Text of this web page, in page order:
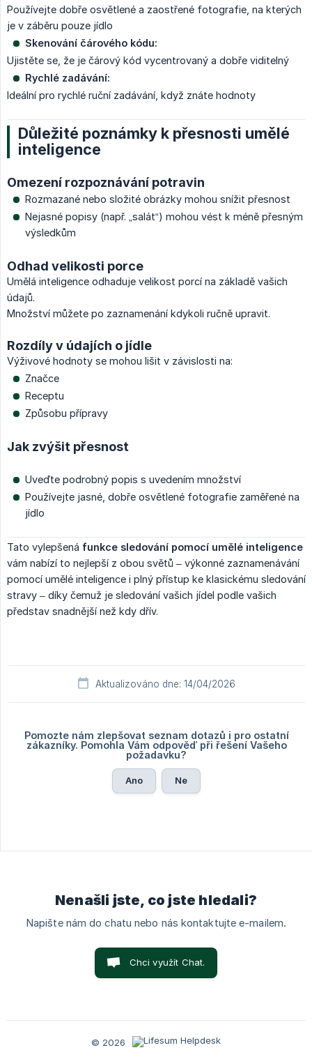
Používejte dobře osvětlené a zaostřené fotografie, na kterých
je v záběru pouze jídlo
Skenování čárového kódu:
Ujistěte se, že je čárový kód vycentrovaný a dobře viditelný
Rychlé zadávání:
Ideální pro rychlé ruční zadávání, když znáte hodnoty
Důležité poznámky k přesnosti umělé
inteligence
Omezení rozpoznávání potravin
Rozmazané nebo složité obrázky mohou snížit přesnost
Nejasné popisy (např. „salát“) mohou vést k méně přesným
výsledkům
Odhad velikosti porce
Umělá inteligence odhaduje velikost porcí na základě vašich
údajů.
Množství můžete po zaznamenání kdykoli ručně upravit.
Rozdíly v údajích o jídle
Výživové hodnoty se mohou lišit v závislosti na:
Značce
Receptu
Způsobu přípravy
Jak zvýšit přesnost
Uveďte podrobný popis s uvedením množství
Používejte jasné, dobře osvětlené fotografie zaměřené na
jídlo
Tato vylepšená funkce sledování pomocí umělé inteligence
vám nabízí to nejlepší z obou světů – výkonné zaznamenávání
pomocí umělé inteligence i plný přístup ke klasickému sledování
stravy – díky čemuž je sledování vašich jídel podle vašich
představ snadnější než kdy dřív.
Aktualizováno dne: 14/04/2026
Pomozte nám zlepšovat seznam dotazů i pro ostatní
zákazníky. Pomohla Vám odpověď při řešení Vašeho
požadavku?
Ano Ne
Nenašli jste, co jste hledali?
Napište nám do chatu nebo nás kontaktujte e-mailem.
Chci využít Chat.
© 2026